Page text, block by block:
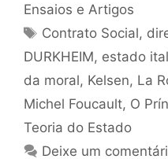
Ensaios e Artigos
Tags
Contrato Social,
DURKHEIM, estado
da moral, Kelsen, La
Michel Foucault, O
Teoria do Estado
Deixe um